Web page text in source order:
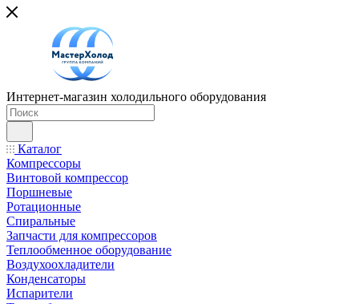
Интернет-магазин холодильного оборудования
Каталог
Компрессоры
Винтовой компрессор
Поршневые
Ротационные
Спиральные
Запчасти для компрессоров
Теплообменное оборудование
Воздухоохладители
Конденсаторы
Испарители